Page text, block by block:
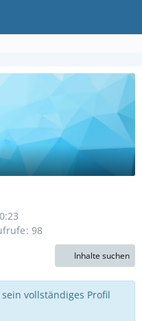
98
Inhalte suchen
vollständiges Profil